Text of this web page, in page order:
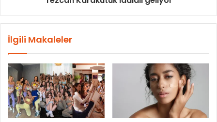
İlgili Makaleler